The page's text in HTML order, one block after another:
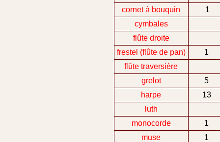
cornet à bouquin
1
cymbales
flûte droite
frestel (flûte de pan)
1
flûte traversière
grelot
5
harpe
13
luth
monocorde
1
muse
1